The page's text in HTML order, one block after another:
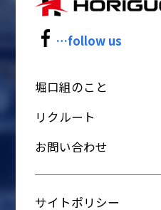
…follow us
堀口組のこと
リクルート
お問い合わせ
サイトポリシー